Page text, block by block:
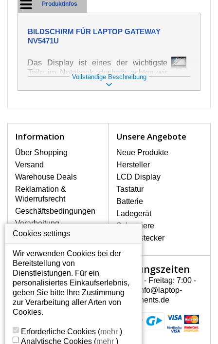
Produktinfos
BILDSCHIRM FÜR LAPTOP GATEWAY
NV5471U
Das Display ist eines der wichtigste
Teile im Notebook, deshalb achten wir
auf höchste Qualität dieses Ersatzteils.
Er dient zur Darstellung von Texten und
schnell, deshalb ist es wichtig, mit dem
Zu den häufigsten Beschädigungen
gehören mechanische Schäden, z. B.
ein geborstenes Display oder Risse.
Ferner senkrechte Streifen, das Display
leuchtet nicht, blinkt unregelmäßig oder
ist ungleichmäßig hell.
LCD DISPLAYS GATEWAY
NV5471U VON HÖCHSTER
Originaldisplays, die die hohe
Qualitätsklasse A+ erfüllen, also
ohne mangelhafte Pixel, und
zwar über die gesamte
Garantiezeit.
WIE KÖNNEN SIE FESTSTELLEN,
WELCHES DISPLAY SIE FÜR IHREN
NOTEBOOK BRAUCHEN GATEWAY
Vollständige Beschreibung
Information
Über Shopping
Versand
Warehouse Deals
Reklamation &
Widerrufsrecht
Geschäftsbedingungen
Verarbeitung
personenbezogener
Daten
Über uns - Impressum
Unsere Angebote
Neue Produkte
Hersteller
LCD Display
Tastatur
Batterie
Ladegerät
Scharniere
Gerätestecker
Mein Konto
Mein Konto
Persönliche Daten
Addressen
Öffnungszeiten
Montag - Freitag: 7:00 -
15:30 info@laptop-
components.de
Cookies settings
Wir verwenden Cookies bei der
Bereitstellung von
Dienstleistungen. Für ein
personalisiertes Einkaufserlebnis,
geben Sie bitte Ihre Zustimmung
zur Verarbeitung aller Arten von
Cookies.
Erforderliche Cookies (mehr )
Analytische Cookies (mehr )